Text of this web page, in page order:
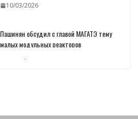
10/03/2026
Пашинян обсудил с главой МАГАТЭ тему
малых модульных реакторов
10/03/2026